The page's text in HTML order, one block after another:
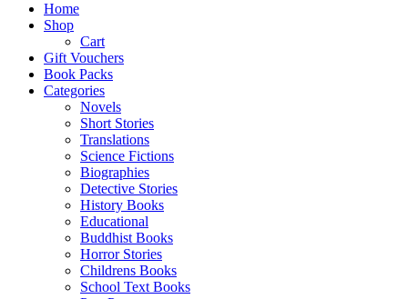
Home
Shop
Cart
Gift Vouchers
Book Packs
Categories
Novels
Short Stories
Translations
Science Fictions
Biographies
Detective Stories
History Books
Educational
Buddhist Books
Horror Stories
Childrens Books
School Text Books